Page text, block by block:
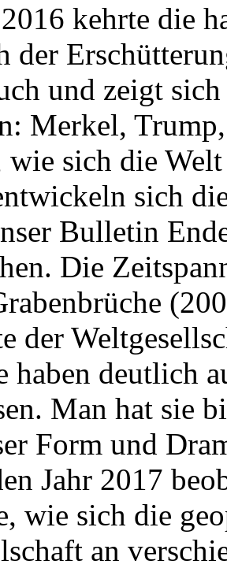
kehrte die
der
und zeigt
Merkel,
wie sich die
sich
Bulletin
Die
der
haben deutlich
Man hat sie
Form und
Jahr 2017
wie sich die
an